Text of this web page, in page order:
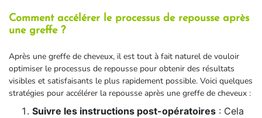
Comment accélérer le processus de repousse après
une greffe ?
Après une greffe de cheveux, il est tout à fait naturel de vouloir
optimiser le processus de repousse pour obtenir des résultats
visibles et satisfaisants le plus rapidement possible. Voici quelques
stratégies pour accélérer la repousse après une greffe de cheveux :
Suivre les instructions post-opératoires : Cela